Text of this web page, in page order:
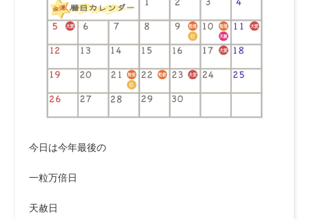
今日は今年最後の
一粒万倍日
天赦日